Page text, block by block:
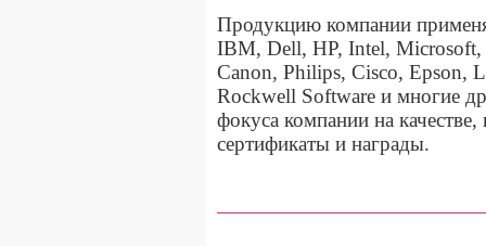
Продукцию компании
IBM, Dell, HP, Intel,
Canon, Philips, Cisco, Epson,
Rockwell Software и многие
фокуса компании на
сертификаты и награды.